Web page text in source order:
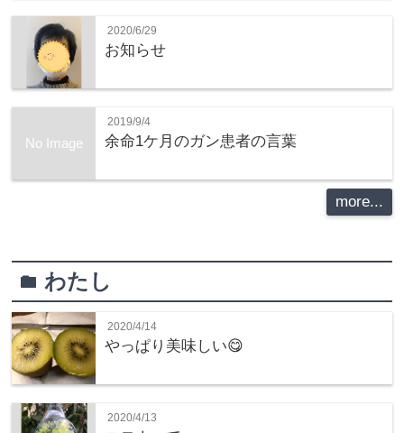
2020/6/29
お知らせ
No Image
2019/9/4
余命1ケ月のガン患者の言葉
more...
folderわたし
2020/4/14
やっぱり美味しい😋
2020/4/13